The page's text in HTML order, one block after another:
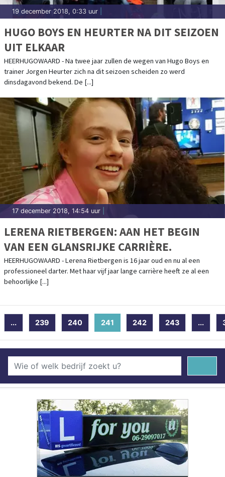
19 december 2018, 0:33 uur
HUGO BOYS EN HEURTER NA DIT SEIZOEN
UIT ELKAAR
HEERHUGOWAARD - Na twee jaar zullen de wegen van Hugo Boys en
trainer Jorgen Heurter zich na dit seizoen scheiden zo werd
dinsdagavond bekend. De [...]
17 december 2018, 14:54 uur
LERENA RIETBERGEN: AAN HET BEGIN
VAN EEN GLANSRIJKE CARRIÈRE.
HEERHUGOWAARD - Lerena Rietbergen is 16 jaar oud en nu al een
professioneel darter. Met haar vijf jaar lange carrière heeft ze al een
behoorlijke [...]
... 239 240 241 (current)
242 243 ...